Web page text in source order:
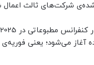
شرکت‌های ثالث اعمال